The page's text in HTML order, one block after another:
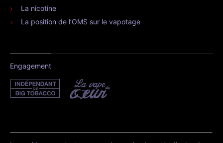
La nicotine
La position de l’OMS sur le vapotage
Engagement